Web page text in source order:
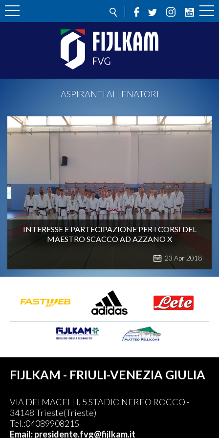
ASPIRANTI ALLENATORI
INTERESSE E PARTECIPAZIONE PER I CORSI DEL
MAESTRO SCACCO AD AZZANO X
23 Apr 2018
FIJLKAM - FRIULI-VENEZIA GIULIA
VIA DEI MACELLI, 5 STADIO NEREO ROCCO -
34148 Trieste(Trieste)
Tel.:04089908215
Email: presidente.fvg@fijlkam.it